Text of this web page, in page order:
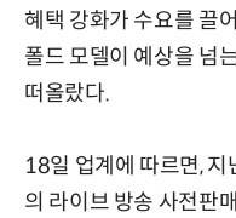
혜택 강화가 수요를 끌
폴드 모델이 예상을 넘
떠올랐다.
18일 업계에 따르면,
의 라이브 방송 사전판